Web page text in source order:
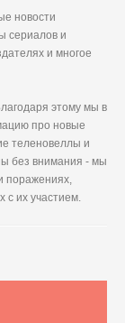
новости
сериалов и
и многое
этому мы в
про новые
теленовеллы и
без внимания - мы
поражениях,
с их участием.